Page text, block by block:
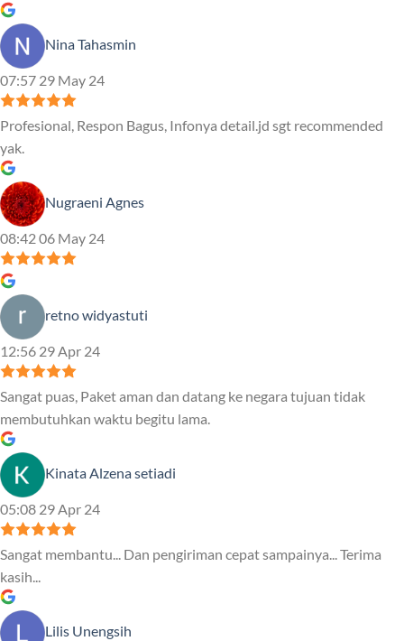
Nina Tahasmin
07:57 29 May 24
Profesional, Respon Bagus, Infonya detail.jd sgt recommended
yak.
Nugraeni Agnes
08:42 06 May 24
retno widyastuti
12:56 29 Apr 24
Sangat puas, Paket aman dan datang ke negara tujuan tidak
membutuhkan waktu begitu lama.
Kinata Alzena setiadi
05:08 29 Apr 24
Sangat membantu... Dan pengiriman cepat sampainya... Terima
kasih...
Lilis Unengsih